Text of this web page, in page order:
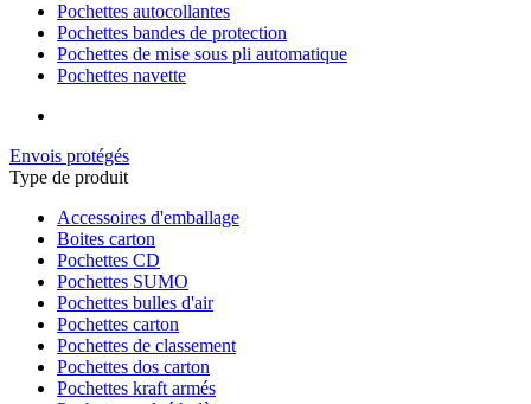
Pochettes autocollantes
Pochettes bandes de protection
Pochettes de mise sous pli automatique
Pochettes navette
Envois protégés
Type de produit
Accessoires d'emballage
Boites carton
Pochettes CD
Pochettes SUMO
Pochettes bulles d'air
Pochettes carton
Pochettes de classement
Pochettes dos carton
Pochettes kraft armés